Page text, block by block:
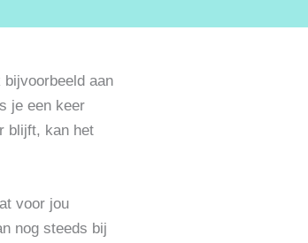
aan
je een keer
blijft, kan het
voor jou
nog steeds bij